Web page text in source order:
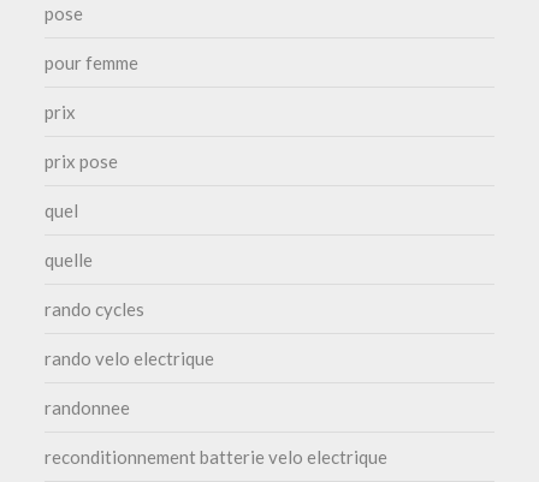
pose
pour femme
prix
prix pose
quel
quelle
rando cycles
rando velo electrique
randonnee
reconditionnement batterie velo electrique